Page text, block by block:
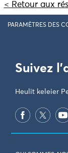
< Retour aux
PARAMÈTRES DES
Suivez
Heulit keleier